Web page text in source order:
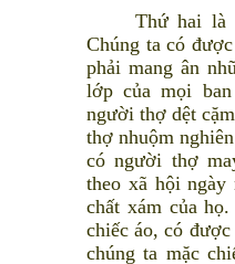
Thứ hai là
Chúng ta có
phải mang ân
lớp của mọi
người thợ dệt
thợ nhuộm
có người thợ
theo xã hội
chất xám của
chiếc áo, có
chúng ta mặc